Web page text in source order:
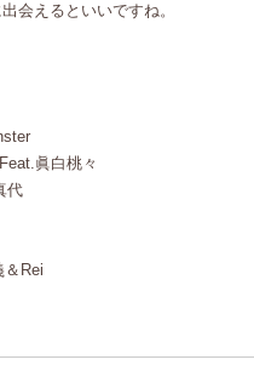
会えるといいですね。
眞白桃々
代
＆Rei